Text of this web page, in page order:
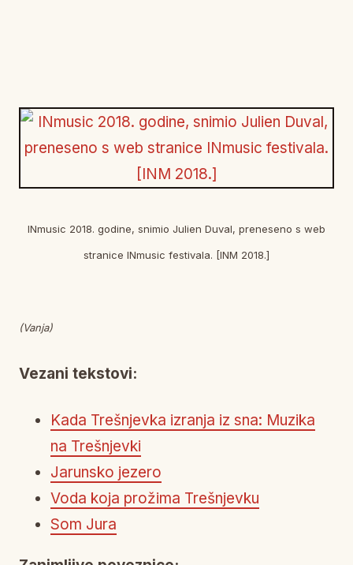
INmusic 2018. godine, snimio Julien Duval, preneseno s web
stranice INmusic festivala. [INM 2018.]
(Vanja)
Vezani tekstovi:
Kada Trešnjevka izranja iz sna: Muzika
na Trešnjevki
Jarunsko jezero
Voda koja prožima Trešnjevku
Som Jura